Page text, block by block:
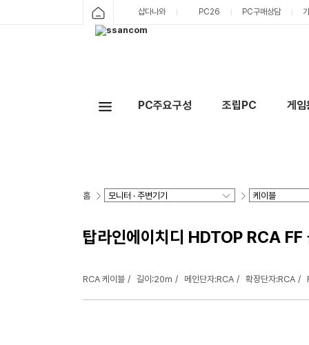
샵다나와 PC26 PC구매상담
PC주요구성 조립PC 게
홈
탑라인에이치디 HDTOP RCA
RCA 케이블 길이:20m 메인단자:RCA 확장단자:RCA